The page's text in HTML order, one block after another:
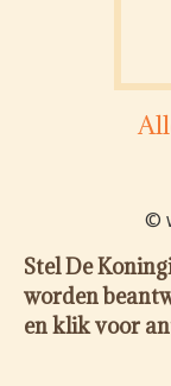
©
Stel De
worden
en klik voor